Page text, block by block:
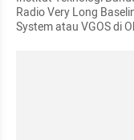
Radio Very Long
System atau VGOS di